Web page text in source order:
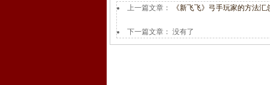
上一篇文章： 《新飞飞》弓手玩家的方法
下一篇文章： 没有了